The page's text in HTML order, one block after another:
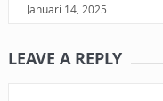
Januari 14, 2025
LEAVE A REPLY